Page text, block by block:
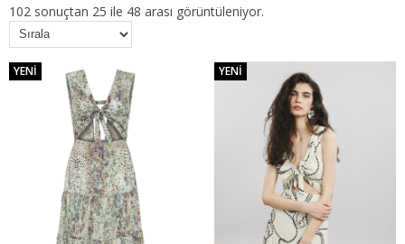
102 sonuçtan 25 ile 48 arası görüntüleniyor.
YENI YENI